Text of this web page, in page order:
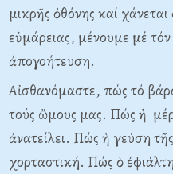
μικρῆς ὀθόνης καί
εὐμάρειας, μένουμε μέ
ἀπογοήτευση.
Aἰσθανόμαστε, πώς τό
τούς ὤμους μας. Πώς ἡ
ἀνατείλει. Πώς ἡ γεύση
χορταστική. Πώς ὁ